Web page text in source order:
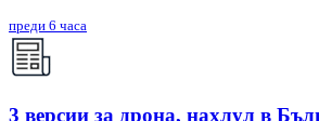
преди 6 часа
3 версии за дрона, нахлул в